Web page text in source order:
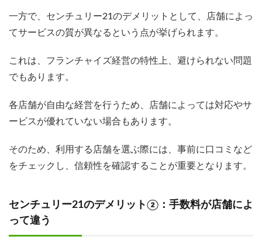
一方で、センチュリー21のデメリットとして、店舗によっ
てサービスの質が異なるという点が挙げられます。
これは、フランチャイズ経営の特性上、避けられない問題
でもあります。
各店舗が自由な経営を行うため、店舗によっては対応やサ
ービスが優れていない場合もあります。
そのため、利用する店舗を選ぶ際には、事前に口コミなど
をチェックし、信頼性を確認することが重要となります。
センチュリー21のデメリット②：手数料が店舗によ
って違う